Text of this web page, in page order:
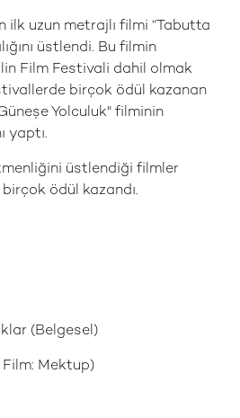
ilk uzun metrajlı filmi “Tabutta
üstlendi. Bu filmin
Film Festivali dahil olmak
birçok ödül kazanan
Yolculuk" filminin
yaptı.
üstlendiği filmler
ödül kazandı.
(Belgesel)
Film: Mektup)